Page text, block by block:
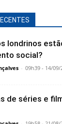
londrinos
social?
- 09h39 - 14/09/
de séries e